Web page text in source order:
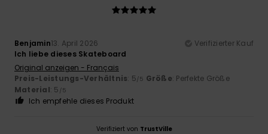
Benjamin13. April 2026
Verifizierter Kauf
Ich liebe dieses Skateboard
Original anzeigen - Français
Preis-Leistungs-Verhältnis: 5/5 Größe: Perfekte Größe
Material: 5 /5
Ich empfehle dieses Produkt
Verifiziert von TrustVille